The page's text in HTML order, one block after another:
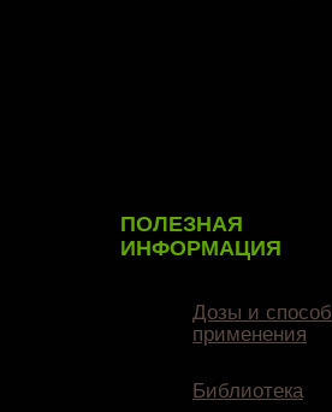
ПОЛЕЗНАЯ
ИНФОРМАЦИЯ
Дозы и способ
применения
Библиотека